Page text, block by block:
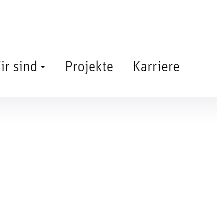
sind Projekte Karriere